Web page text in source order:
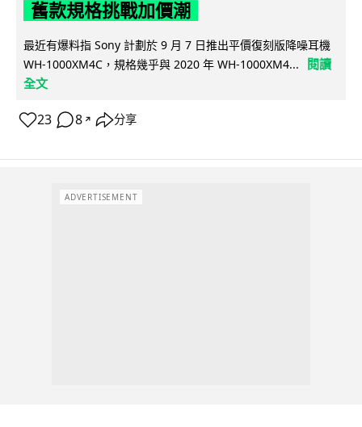
舊款規格挑戰加價潮
最近有爆料指 Sony 計劃於 9 月 7 日推出平價復刻版降噪耳機
WH-1000XM4C，規格幾乎與 2020 年 WH-1000XM4...
閱讀
全文
23 8 ↗ 分享
ADVERTISEMENT